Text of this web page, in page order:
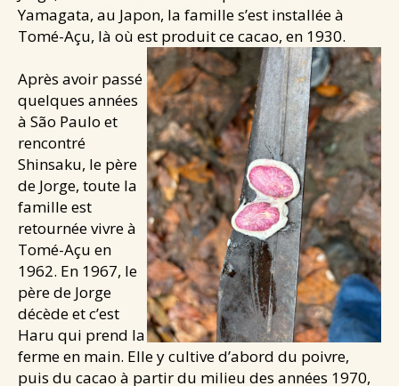
Santé & douceurs
Les cafés de Jean
Les tablettes de Jean
NEWS
CONTACT
Yamagata, au Japon, la famille s’est installée à
Tomé-Açu, là où est produit ce cacao, en 1930.
Après avoir passé
quelques années
à São Paulo et
rencontré
Shinsaku, le père
de Jorge, toute la
famille est
retournée vivre à
Tomé-Açu en
1962. En 1967, le
père de Jorge
décède et c’est
Haru qui prend la
ferme en main. Elle y cultive d’abord du poivre,
puis du cacao à partir du milieu des années 1970,